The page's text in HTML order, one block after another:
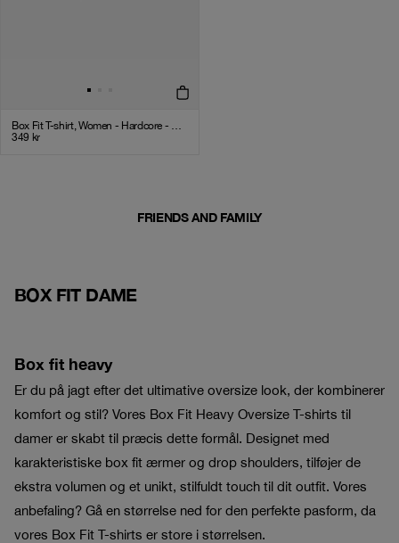
Box Fit T-shirt, Women - Hardcore - Black
349 kr
FRIENDS AND FAMILY
BOX FIT DAME
Box fit heavy
Er du på jagt efter det ultimative oversize look, der kombinerer
komfort og stil? Vores Box Fit Heavy Oversize T-shirts til
damer er skabt til præcis dette formål. Designet med
karakteristiske box fit ærmer og drop shoulders, tilføjer de
ekstra volumen og et unikt, stilfuldt touch til dit outfit. Vores
anbefaling? Gå en størrelse ned for den perfekte pasform, da
vores Box Fit T-shirts er store i størrelsen.